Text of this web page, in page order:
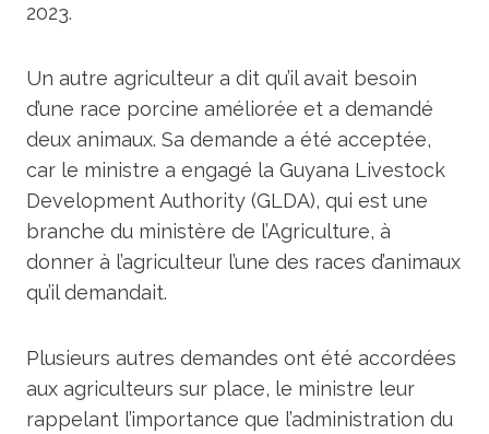
2023.
Un autre agriculteur a dit qu’il avait besoin
d’une race porcine améliorée et a demandé
deux animaux. Sa demande a été acceptée,
car le ministre a engagé la Guyana Livestock
Development Authority (GLDA), qui est une
branche du ministère de l’Agriculture, à
donner à l’agriculteur l’une des races d’animaux
qu’il demandait.
Plusieurs autres demandes ont été accordées
aux agriculteurs sur place, le ministre leur
rappelant l’importance que l’administration du